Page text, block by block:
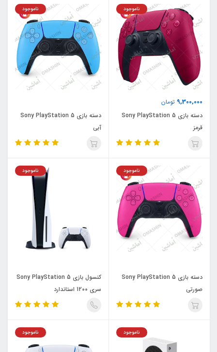
9,300,000 تومان
ناموجود
دسته بازی Sony PlayStation 5
قرمز
ناموجود
دسته بازی Sony PlayStation 5
آبی
ناموجود
دسته بازی Sony PlayStation 5
صورتی
ناموجود
کنسول بازی Sony PlayStation 5
سری 1200 استاندارد
ناموجود ناموجود